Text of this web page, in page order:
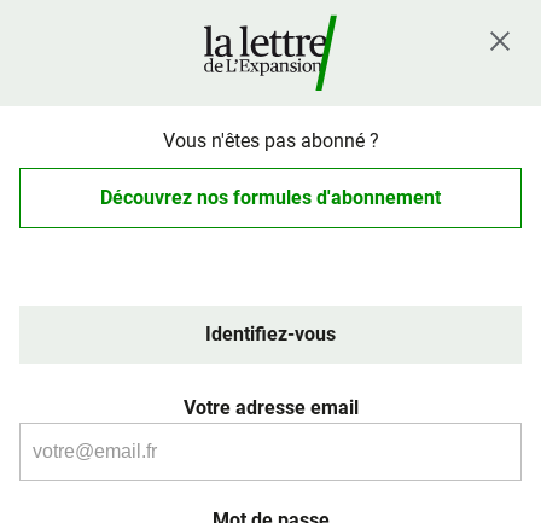
Vous n'êtes pas abonné ?
Découvrez nos formules d'abonnement
Identifiez-vous
Votre adresse email